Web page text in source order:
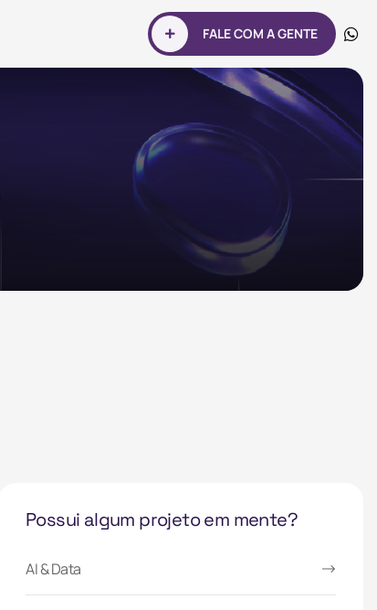
FALE COM A GENTE
Possui algum projeto em mente?
AI & Data